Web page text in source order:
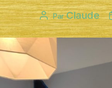
Auteur
de
l’article
ParClaude